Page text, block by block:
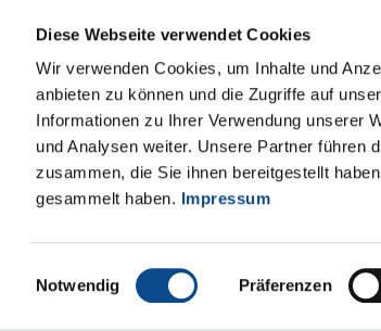
Diese Webseite verwendet Cookies
Wir verwenden Cookies, um Inhalte und
anbieten zu können und die Zugriffe auf
Informationen zu Ihrer Verwendung unserer
und Analysen weiter. Unsere Partner führen
zusammen, die Sie ihnen bereitgestellt
gesammelt haben. Impressum
Einwilligungsauswahl
Notwendig Präferenzen
Prodaja
Marketing i
internet stranice